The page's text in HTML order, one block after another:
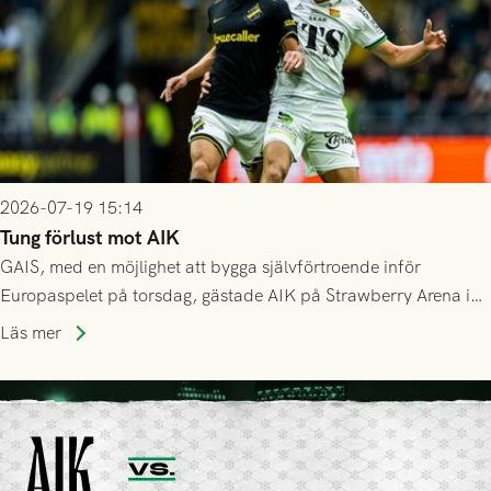
2026-07-19 15:14
Tung förlust mot AIK
GAIS, med en möjlighet att bygga självförtroende inför
Europaspelet på torsdag, gästade AIK på Strawberry Arena i
Stockholm . Men trots konstant hotande i första halvlek av
lyckades få in 2-0.
Läs mer